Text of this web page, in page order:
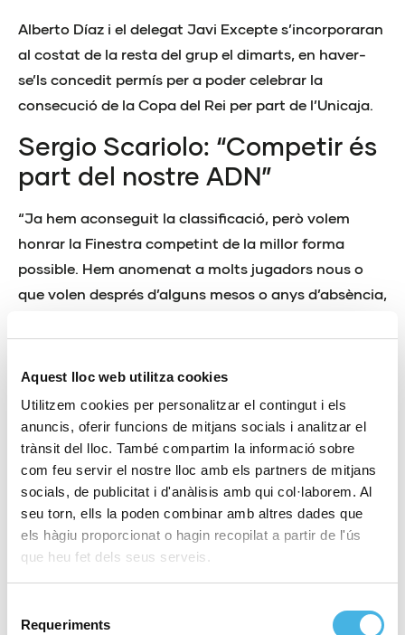
Aquest lloc web utilitza cookies
Utilitzem cookies per personalitzar el contingut i els
anuncis, oferir funcions de mitjans socials i analitzar el
trànsit del lloc. També compartim la informació sobre
com feu servir el nostre lloc amb els partners de mitjans
socials, de publicitat i d'anàlisis amb qui col·laborem. Al
seu torn, ells la poden combinar amb altres dades que
els hàgiu proporcionat o hagin recopilat a partir de l'ús
que heu fet dels seus serveis.
Requeriments
Alberto Díaz i el delegat Javi Excepte s’incorporaran
al costat de la resta del grup el dimarts, en haver-
se’ls concedit permís per a poder celebrar la
consecució de la Copa del Rei per part de l’Unicaja.
Sergio Scariolo: “Competir és
part del nostre ADN”
“Ja hem aconseguit la classificació, però volem
honrar la Finestra competint de la millor forma
possible. Hem anomenat a molts jugadors nous o
que volen després d’alguns mesos o anys d’absència,
adaptabilitat a la nostra manera de jugar i
comprovar la seua evolució i millores. Tenim ganes
el volem canviar independentment de la qualitat
dels nostres rivals i de la qualitat de la plantilla que
tenim”.
Joel Parra: “Som ambiciosos i volem guanyar
sempre”
d’estar tots ací i desitjos de competir. Només amb